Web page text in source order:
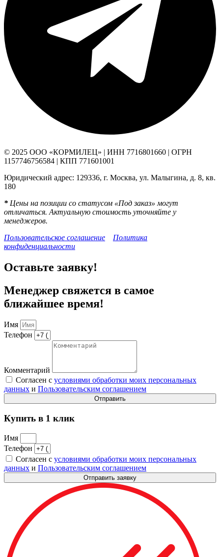
© 2025 ООО «КОРМИЛЕЦ» | ИНН 7716801660 | ОГРН
1157746756584 | КПП 771601001
Юридический адрес: 129336, г. Москва, ул. Малыгина, д. 8, кв.
180
* Цены на позиции со статусом «Под заказ» могут
отличаться. Актуальную стоимость уточняйте у
менеджеров.
Пользовательское соглашение
Политика
конфиденциальности
Оставьте заявку!
Менеджер свяжется в самое
ближайшее время!
Имя
Телефон
Комментарий
Согласен с условиями обработки моих персональных
данных и Пользовательским соглашением
Отправить
Купить в 1 клик
Имя
Телефон
Согласен с условиями обработки моих персональных
данных и Пользовательским соглашением
Отправить заявку